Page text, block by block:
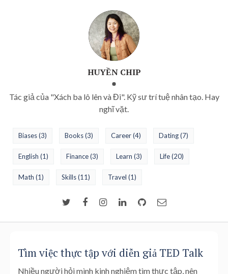
HUYỀN CHIP
Tác giả của "Xách ba lô lên và Đi". Kỹ sư trí tuệ nhân tạo. Hay
nghĩ vặt.
Biases(3) Books(3) Career(4) Dating(7)
English (1) Finance(3) Learn (3) Life(20)
Math (1) Skills(11) Travel (1)
Tìm việc thực tập với diễn giả TED Talk
Nhiều người hỏi mình kinh nghiệm tìm thực tập, nên